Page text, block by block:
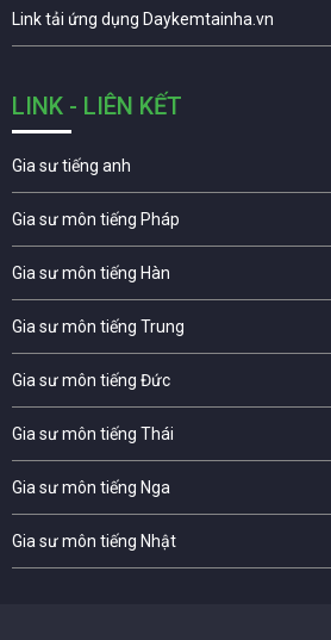
Link tải ứng dụng Daykemtainha.vn
LINK - LIÊN KẾT
Gia sư tiếng anh
Gia sư môn tiếng Pháp
Gia sư môn tiếng Hàn
Gia sư môn tiếng Trung
Gia sư môn tiếng Đức
Gia sư môn tiếng Thái
Gia sư môn tiếng Nga
Gia sư môn tiếng Nhật